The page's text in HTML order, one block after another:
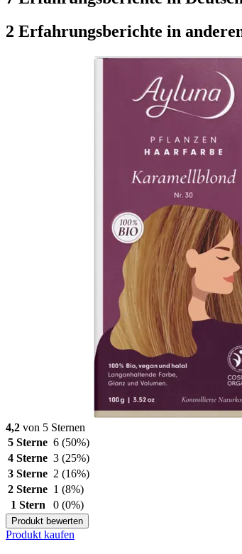
2 Erfahrungsberichte in
4,2 von 5 Sternen
5 Sterne 6 (50%)
4 Sterne 3 (25%)
3 Sterne 2 (16%)
2 Sterne 1 (8%)
1 Stern
0 (0%)
Produkt bewerten
Produkt kaufen